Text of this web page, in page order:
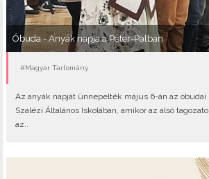
Óbuda - Anyák napja a Péter-Pálban
#Magyar Tartomány
Az anyák napját ünnepelték május 6-án az óbudai
Szalézi Általános Iskolában, amikor az alsó
az..